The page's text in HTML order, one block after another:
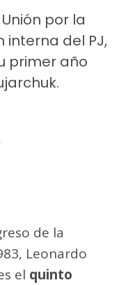
por la
interna del PJ,
primer año
de la
Leonardo
el quinto